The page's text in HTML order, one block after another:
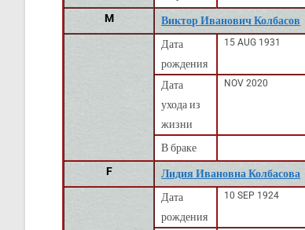
M
Виктор Иванович Колбасов
Дата
рождения
15 AUG 1931
Дата
ухода из
жизни
NOV 2020
В браке
F
Лидия Ивановна Колбасова
Дата
рождения
10 SEP 1924